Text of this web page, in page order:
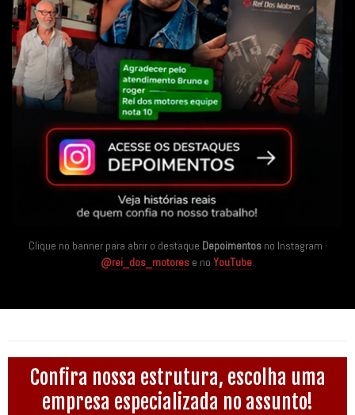
Clique no banner para abrir o destaque Depoimentosno Instagram ·
@rei_dos_motores e no YouTube.
Confira nossa estrutura, escolha uma
empresa especializada no assunto!